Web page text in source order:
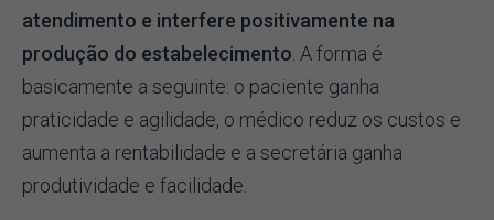
atendimento e interfere positivamente na
produção do estabelecimento . A forma é
basicamente a seguinte: o paciente ganha
praticidade e agilidade, o médico reduz os custos e
aumenta a rentabilidade e a secretária ganha
produtividade e facilidade.